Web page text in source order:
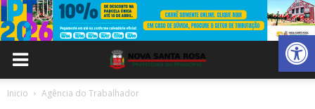
Abrir
Inicio Agência do Trabalhador